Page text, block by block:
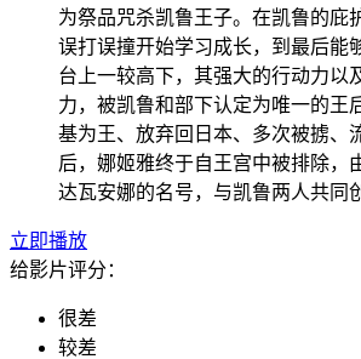
为祭品咒杀凯鲁王子。在凯鲁的庇
误打误撞开始学习成长，到最后能
台上一较高下，其强大的行动力以
力，被凯鲁和部下认定为唯一的王
基为王、放弃回日本、多次被掳、
后，娜姬雅终于自王宫中被排除，
达瓦安娜的名号，与凯鲁两人共同
立即播放
给影片评分：
很差
较差